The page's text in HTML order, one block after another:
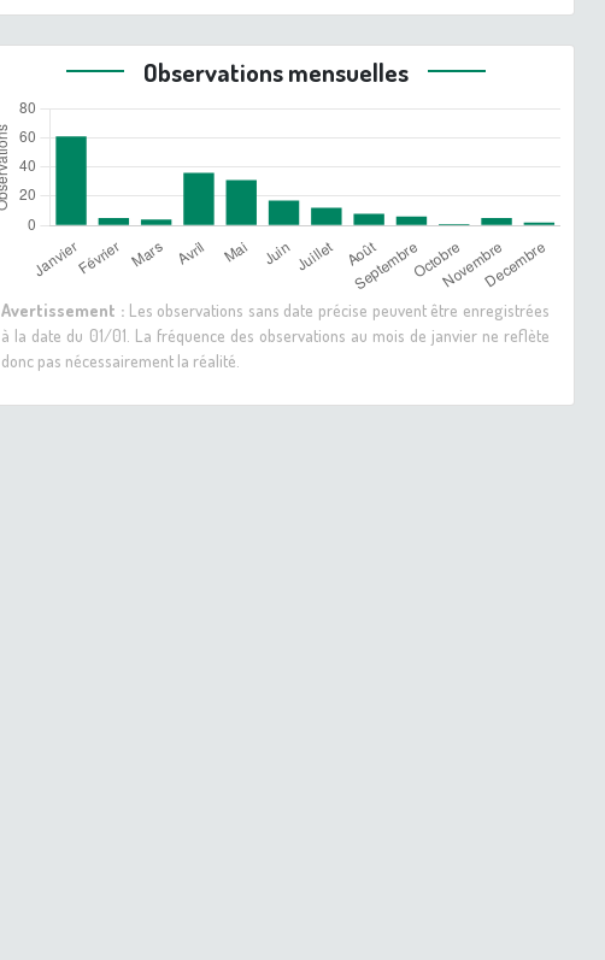
Observations mensuelles
Avertissement :Les observations sans date précise peuvent être enregistrées
à la date du 01/01. La fréquence des observations au mois de janvier ne reflète
donc pas nécessairement la réalité.